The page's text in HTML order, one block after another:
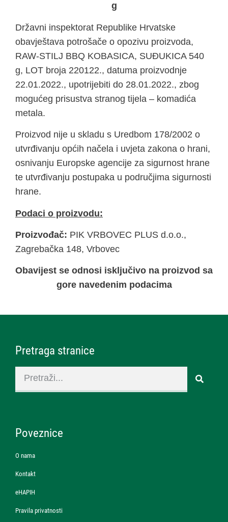
g
Državni inspektorat Republike Hrvatske
obavještava potrošače o opozivu proizvoda,
RAW-STILJ BBQ KOBASICA, SUĐUKICA 540
g, LOT broja 220122., datuma proizvodnje
22.01.2022., upotrijebiti do 28.01.2022., zbog
mogućeg prisustva stranog tijela – komadića
metala.
Proizvod nije u skladu s Uredbom 178/2002 o
utvrđivanju općih načela i uvjeta zakona o hrani,
osnivanju Europske agencije za sigurnost hrane
te utvrđivanju postupaka u područjima sigurnosti
hrane.
Podaci o proizvodu:
Proizvođač: PIK VRBOVEC PLUS d.o.o.,
Zagrebačka 148, Vrbovec
Obavijest se odnosi isključivo na proizvod sa
gore navedenim podacima
Pretraga stranice
Poveznice
O nama
Kontakt
eHAPIH
Pravila privatnosti